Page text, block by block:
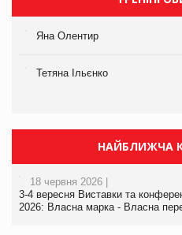
Яна Олентир
Тетяна Ільєнко
НАЙБЛИЖЧА
18 червня 2026 |
3-4 вересня Виставки та
2026: Власна марка - Власна